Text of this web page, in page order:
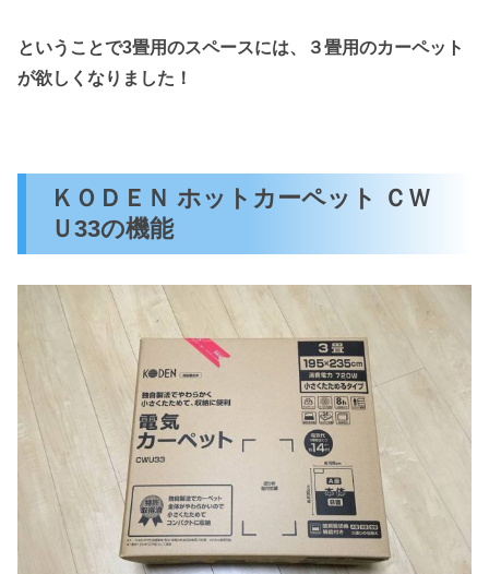
ということで3畳用のスペースには、３畳用のカーペット
が欲しくなりました！
ＫＯＤＥＮ ホットカーペット ＣＷ
Ｕ33の機能